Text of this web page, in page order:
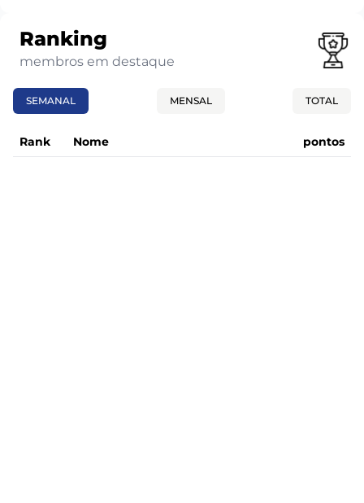
Ranking
membros em destaque
SEMANAL MENSAL TOTAL
Rank Nome pontos